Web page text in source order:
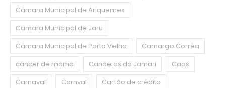
Câmara Municipal de Ariquemes
Câmara Municipal de Jaru
Câmara Municipal de Porto Velho
Camargo Corrêa
câncer de mama
Candeias do Jamari
Caps
Carnaval
Carnval
Cartão de crédito